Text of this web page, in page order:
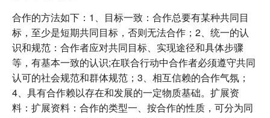
合作的方法如下：1、目标一致：合作总要有某种共同目
标，至少是短期共同目标，否则无法合作；2、统一的认
识和规范：合作者应对共同目标、实现途径和具体步骤
等，有基本一致的认识;在联合行动中合作者必须遵守共同
认可的社会规范和群体规范；3、相互信赖的合作气氛；
4、具有合作赖以存在和发展的一定物质基础。扩展资
料：扩展资料：合作的类型一、按合作的性质，可分为同